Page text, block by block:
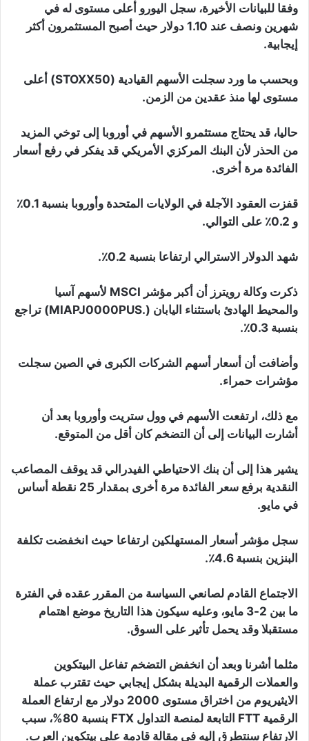
وفقا للبيانات الأخيرة، سجل اليورو أعلى مستوى له في
شهرين ونصف عند 1.10 دولار حيث أصبح المستثمرون أكثر
إيجابية.
وبحسب ما ورد سجلت الأسهم القيادية (STOXX50) أعلى
مستوى لها منذ عقدين من الزمن.
حاليا، قد يحتاج مستثمرو الأسهم في أوروبا إلى توخي المزيد
من الحذر لأن البنك المركزي الأمريكي قد يفكر في رفع أسعار
الفائدة مرة أخرى.
قفزت العقود الآجلة في الولايات المتحدة وأوروبا بنسبة 0.1٪
و 0.2٪ على التوالي.
شهد الدولار الاسترالي ارتفاعا بنسبة 0.2٪.
ذكرت وكالة رويترز أن أكبر مؤشر MSCI لأسهم آسيا
والمحيط الهادئ باستثناء اليابان (.MIAPJ0000PUS) تراجع
بنسبة 0.3٪.
وأضافت أن أسعار أسهم الشركات الكبرى في الصين سجلت
مؤشرات حمراء.
مع ذلك، ارتفعت الأسهم في وول ستريت وأوروبا بعد أن
أشارت البيانات إلى أن التضخم كان أقل من المتوقع.
يشير هذا إلى أن بنك الاحتياطي الفيدرالي قد يوقف المصاعب
النقدية برفع سعر الفائدة مرة أخرى بمقدار 25 نقطة أساس
في مايو.
سجل مؤشر أسعار المستهلكين ارتفاعا حيث انخفضت تكلفة
البنزين بنسبة 4.6٪.
الاجتماع القادم لصانعي السياسة من المقرر عقده في الفترة
ما بين 2-3 مايو، وعليه سيكون هذا التاريخ موضع اهتمام
مستقبلا وقد يحمل تأثير على السوق.
مثلما أشرنا وبعد أن انخفض التضخم تفاعل البيتكوين
والعملات الرقمية البديلة بشكل إيجابي حيث تقترب عملة
الايثيريوم من اختراق مستوى 2000 دولار مع ارتفاع العملة
الرقمية FTT التابعة لمنصة التداول FTX بنسبة 80%، سبب
الارتفاع سنتطرق إليه في مقالة قادمة على بيتكوين العرب.